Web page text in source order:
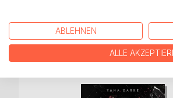
WEITERE
ABLEHNEN
ALLE